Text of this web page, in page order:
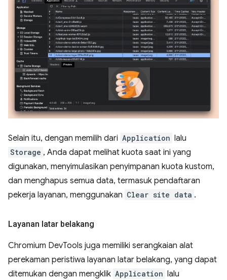
Selain itu, dengan memilih dari Application lalu
Storage , Anda dapat melihat kuota saat ini yang
digunakan, menyimulasikan penyimpanan kuota kustom,
dan menghapus semua data, termasuk pendaftaran
pekerja layanan, menggunakan Clear site data .
Layanan latar belakang
Chromium DevTools juga memiliki serangkaian alat
perekaman peristiwa layanan latar belakang, yang dapat
ditemukan dengan mengklik Application lalu